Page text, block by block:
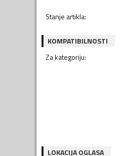
Stanje artikla:
KOMPATIBILNOSTI
Za kategoriju:
LOKACIJA OGLASA